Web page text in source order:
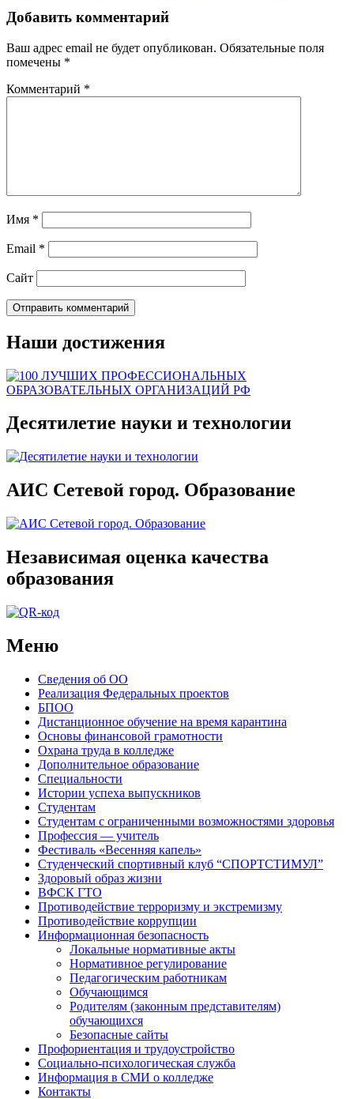
Добавить комментарий
Ваш адрес email не будет опубликован. Обязательные поля
помечены *
Комментарий *
Имя *
Email *
Сайт
Наши достижения
Десятилетие науки и технологии
АИС Сетевой город. Образование
Независимая оценка качества
образования
Меню
Сведения об ОО
Реализация Федеральных проектов
БПОО
Дистанционное обучение на время карантина
Основы финансовой грамотности
Охрана труда в колледже
Дополнительное образование
Специальности
Истории успеха выпускников
Студентам
Студентам с ограниченными возможностями здоровья
Профессия — учитель
Фестиваль «Весенняя капель»
Студенческий спортивный клуб “СПОРТСТИМУЛ”
Здоровый образ жизни
ВФСК ГТО
Противодействие терроризму и экстремизму
Противодействие коррупции
Информационная безопасность
Локальные нормативные акты
Нормативное регулирование
Педагогическим работникам
Обучающимся
Родителям (законным представителям)
обучающихся
Безопасные сайты
Профориентация и трудоустройство
Социально-психологическая служба
Информация в СМИ о колледже
Контакты